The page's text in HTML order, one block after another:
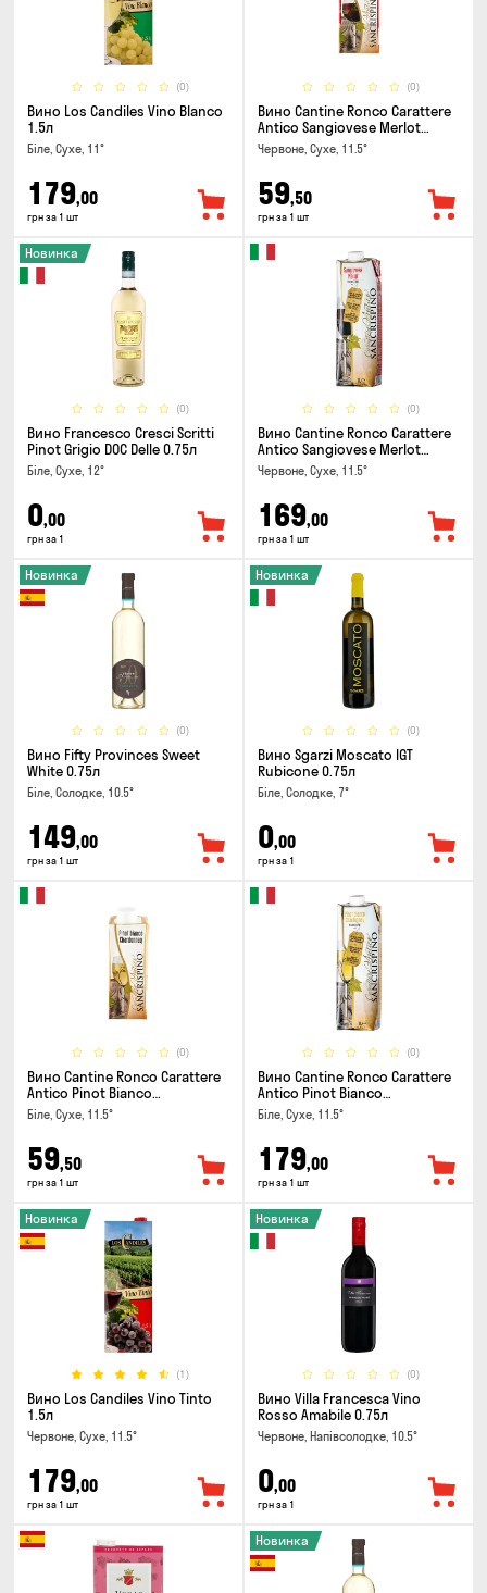
(0)
Вино Los Candiles Vino Blanco
1.5л
Біле, Сухе, 11°
179,00
грн за 1 шт
(0)
Вино Cantine Ronco Carattere
Antico Sangiovese Merlot
Rubicone IGT 0.25л
Червоне, Сухе, 11.5°
59,50
грн за 1 шт
(0)
Новинка
Вино Francesco Cresci Scritti
Pinot Grigio DOC Delle 0.75л
Біле, Сухе, 12°
0,00
грн за 1
(0)
Вино Cantine Ronco Carattere
Antico Sangiovese Merlot
Rubicone IGT 1л
Червоне, Сухе, 11.5°
169,00
грн за 1 шт
(0)
Новинка
Вино Fifty Provinces Sweet
White 0.75л
Біле, Солодке, 10.5°
149,00
грн за 1 шт
(0)
Новинка
Вино Sgarzi Moscato IGT
Rubicone 0.75л
Біле, Солодке, 7°
0,00
грн за 1
(0)
Вино Cantine Ronco Carattere
Antico Pinot Bianco
Chardonnay Rubicone IGT 0.25л
Біле, Сухе, 11.5°
59,50
грн за 1 шт
(0)
Вино Cantine Ronco Carattere
Antico Pinot Bianco
Chardonnay Rubicone IGT 1л
Біле, Сухе, 11.5°
179,00
грн за 1 шт
(1)
Новинка
Вино Los Candiles Vino Tinto
1.5л
Червоне, Сухе, 11.5°
179,00
грн за 1 шт
(0)
Новинка
Вино Villa Francesca Vino
Rosso Amabile 0.75л
Червоне, Напівсолодке, 10.5°
0,00
грн за 1
Новинка